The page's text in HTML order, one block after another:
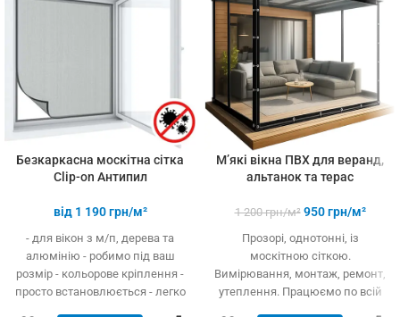
3-х і більше
Безкаркасна москітна сітка
Clip-on Антипил
від 1 190грн/м²
- для вікон з м/п, дерева та
алюмінію - робимо під ваш
розмір - кольорове кріплення -
просто встановлюється - легко
М’які вікна ПВХ для веранд,
альтанок та терас
1 200грн/м² 950грн/м²
Прозорі, однотонні, із
москітною сіткою.
Вимірювання, монтаж, ремонт,
утеплення. Працюємо по всій